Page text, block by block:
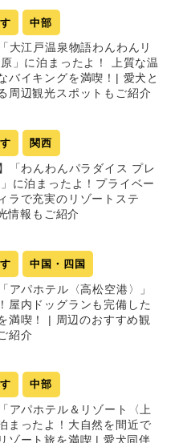
中部
大江戸温泉物語わんわんリ
」に泊まったよ！ 上質な温
バイキングを満喫！| 愛犬と
周辺観光スポットもご紹介
関西
「わんわんパラダイス プレ
に泊まったよ！プライベー
ラで充実のリゾートステ
情報もご紹介
中国・四国
アパホテル〈高松空港〉」
屋内ドッグランも完備した
満喫！ | 周辺のおすすめ観
紹介
中部
アパホテル＆リゾート〈上
まったよ！大自然を間近で
ゾート旅を満喫 | 愛犬同伴